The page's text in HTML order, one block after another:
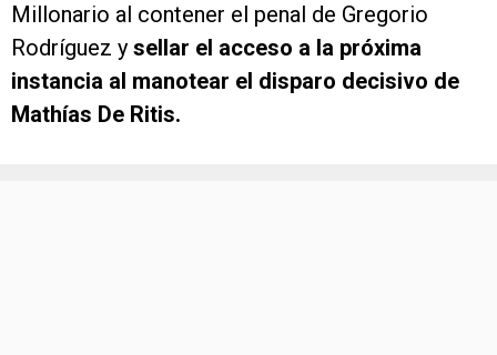
Millonario al contener el penal de Gregorio
Rodríguez y sellar el acceso a la próxima
instancia al manotear el disparo decisivo de
Mathías De Ritis.